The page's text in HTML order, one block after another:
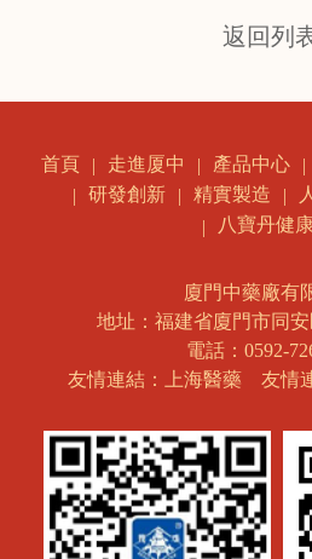
返回列
首頁 走進厦中 產品中心
研發創新
精實製造
八寶丹健
廈門中藥廠有
地址：福建省廈門市同
電話：0592-
友情連結：上海醫藥
友情